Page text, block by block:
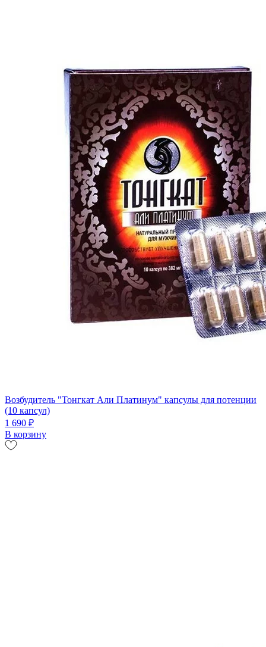
Возбудитель "Тонгкат Али Платинум" капсулы для потенции
(10 капсул)
1 690 ₽
В корзину